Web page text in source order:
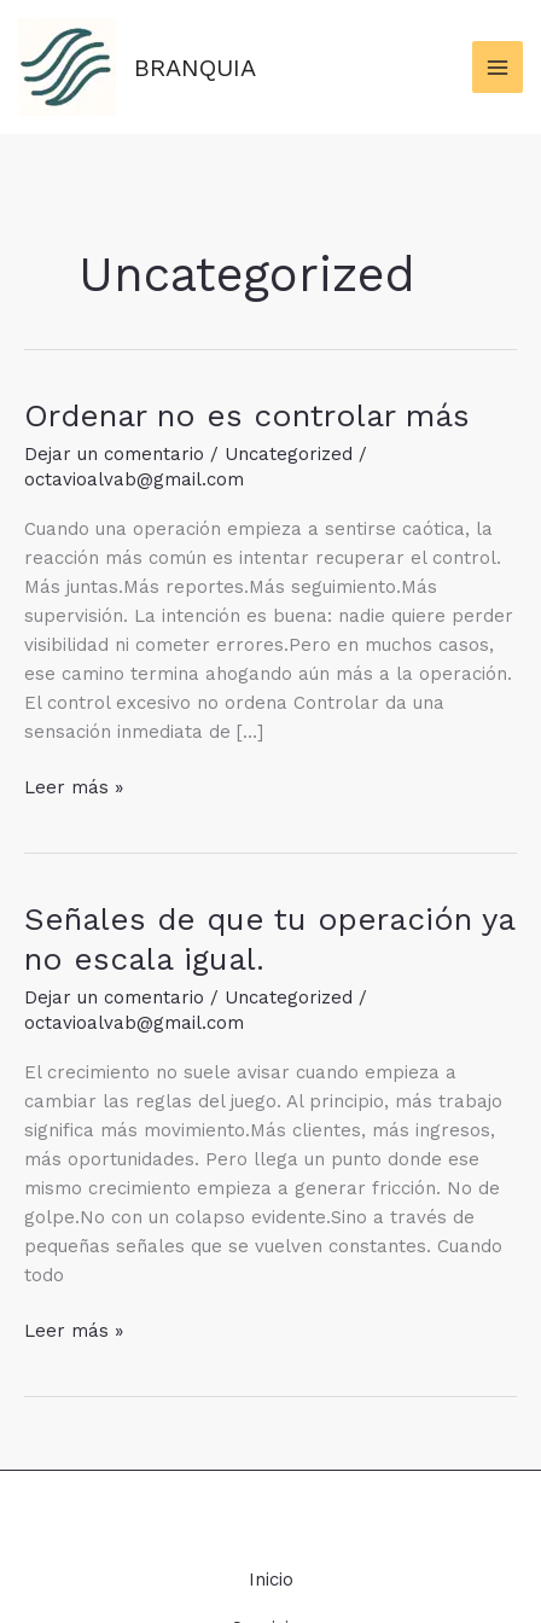
contenido
BRANQUIA
Uncategorized
Ordenar no es controlar más
Dejar un comentario / Uncategorized /
octavioalvab@gmail.com
Cuando una operación empieza a sentirse caótica, la
reacción más común es intentar recuperar el control.
Más juntas.Más reportes.Más seguimiento.Más
supervisión. La intención es buena: nadie quiere perder
visibilidad ni cometer errores.Pero en muchos casos,
ese camino termina ahogando aún más a la operación.
El control excesivo no ordena Controlar da una
sensación inmediata de […]
Ordenar
Leer más »
Señales de que tu operación ya
no escala igual.
Dejar un comentario / Uncategorized /
octavioalvab@gmail.com
El crecimiento no suele avisar cuando empieza a
cambiar las reglas del juego. Al principio, más trabajo
significa más movimiento.Más clientes, más ingresos,
más oportunidades. Pero llega un punto donde ese
mismo crecimiento empieza a generar fricción. No de
golpe.No con un colapso evidente.Sino a través de
pequeñas señales que se vuelven constantes. Cuando
todo
Señales
ya
Leer más »
Inicio